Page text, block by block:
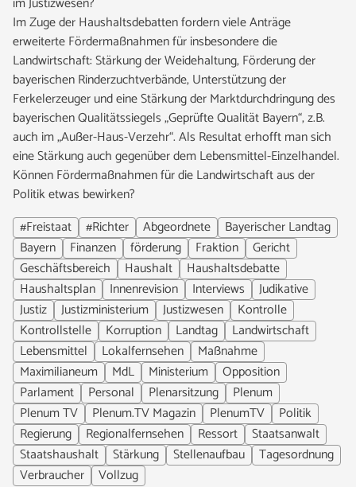
Im Zuge der Haushaltsdebatten fordern viele Anträge
erweiterte Fördermaßnahmen für insbesondere die
Landwirtschaft: Stärkung der Weidehaltung, Förderung der
bayerischen Rinderzuchtverbände, Unterstützung der
Ferkelerzeuger und eine Stärkung der Marktdurchdringung des
bayerischen Qualitätssiegels „Geprüfte Qualität Bayern“, z.B.
auch im „Außer-Haus-Verzehr“. Als Resultat erhofft man sich
eine Stärkung auch gegenüber dem Lebensmittel-Einzelhandel.
Können Fördermaßnahmen für die Landwirtschaft aus der
Politik etwas bewirken?
#Freistaat
#Richter Abgeordnete
Bayerischer Landtag
Bayern
Finanzen förderung Fraktion
Gericht
Geschäftsbereich
Haushalt
Haushaltsdebatte
Haushaltsplan
Innenrevision Interviews
Judikative
Justiz
Justizministerium Justizwesen
Kontrolle
Kontrollstelle
Korruption Landtag
Landwirtschaft
Lebensmittel
Lokalfernsehen
Maßnahme
Maximilianeum
MdL Ministerium
Opposition
Parlament
Personal Plenarsitzung
Plenum
Plenum TV
Plenum.TV Magazin PlenumTV
Politik
Regierung
Regionalfernsehen Ressort
Staatsanwalt
Staatshaushalt
Stärkung Stellenaufbau
Tagesordnung
Verbraucher
Vollzug